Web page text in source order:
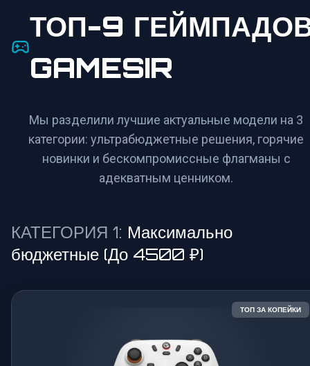
ТОП-9
GAMESIR
Мы разделили лучшие актуальные модели на 3
категории: ультрабюджетные решения, горячие
новинки и бескомпромиссные флагманы с
адекватным ценником.
КАТЕГОРИЯ 1: Максимально
бюджетные (До 4500 ₽)
ТОП ЗА КОПЕЙКИ